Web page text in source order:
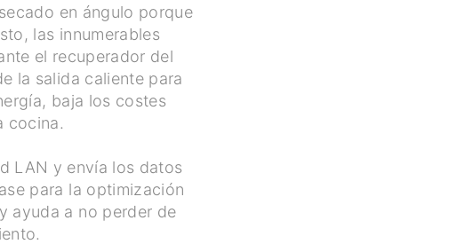
en ángulo porque
las innumerables
el recuperador del
la salida caliente para
baja los costes
cocina.
LAN y envía los datos
para la optimización
ayuda a no perder de